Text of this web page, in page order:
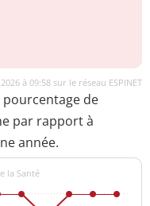
à 09:58 sur le réseau ESPINET
de
par rapport à
année.
la Santé